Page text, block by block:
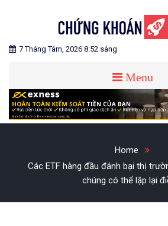
CHỨNG KHOÁN
Blog chia sẻ về Chứng Khoán và Forex
7 Tháng Tám, 2026 8:52 sáng
Menu
Home
Các ETF hàng đầu đánh bại thị
chúng có thể lặp lại